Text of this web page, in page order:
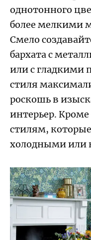
однотонного
более мелкими
Смело
бархата с
или с гладкими
стиля
роскошь в
интерьер. Кроме
стилям,
холодными или